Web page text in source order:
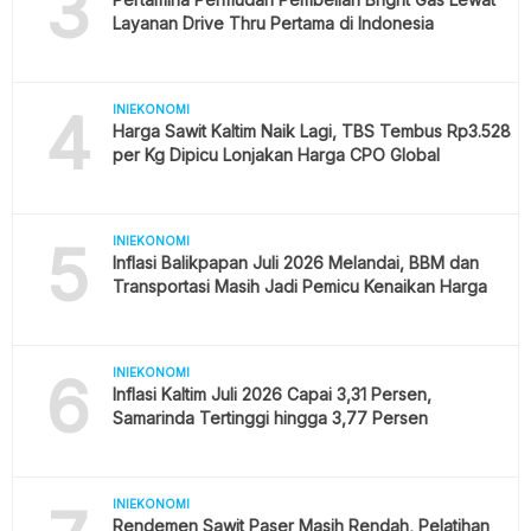
Layanan Drive Thru Pertama di Indonesia
4 INIEKONOMI
Harga Sawit Kaltim Naik Lagi, TBS Tembus Rp3.528
per Kg Dipicu Lonjakan Harga CPO Global
5 INIEKONOMI
Inflasi Balikpapan Juli 2026 Melandai, BBM dan
Transportasi Masih Jadi Pemicu Kenaikan Harga
6 INIEKONOMI
Inflasi Kaltim Juli 2026 Capai 3,31 Persen,
Samarinda Tertinggi hingga 3,77 Persen
INIEKONOMI
Rendemen Sawit Paser Masih Rendah, Pelatihan